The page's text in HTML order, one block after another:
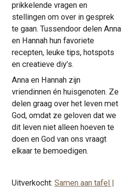
prikkelende vragen en
stellingen om over in gesprek
te gaan. Tussendoor delen Anna
en Hannah hun favoriete
recepten, leuke tips, hotspots
en creatieve diy’s.
Anna en Hannah zijn
vriendinnen én huisgenoten. Ze
delen graag over het leven met
God, omdat ze geloven dat we
dit leven niet alleen hoeven te
doen en God van ons vraagt
elkaar te bemoedigen.
Uitverkocht: Samen aan tafel |